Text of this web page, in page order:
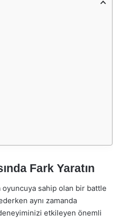
Fark Yaratın
sahip olan bir battle
aynı zamanda
etkileyen önemli